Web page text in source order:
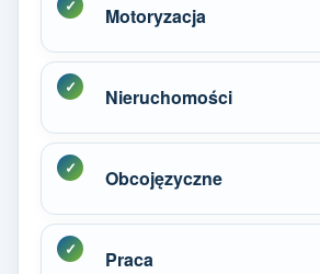
Motoryzacja
Nieruchomości
Obcojęzyczne
Praca